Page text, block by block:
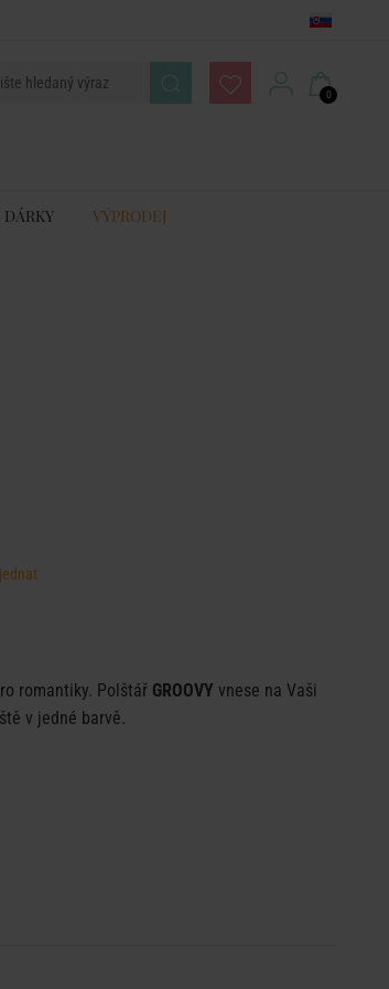
0
DÁRKY VÝPRODEJ
romantiky. Polštář GROOVY vnese na Vaši
v jedné barvě.